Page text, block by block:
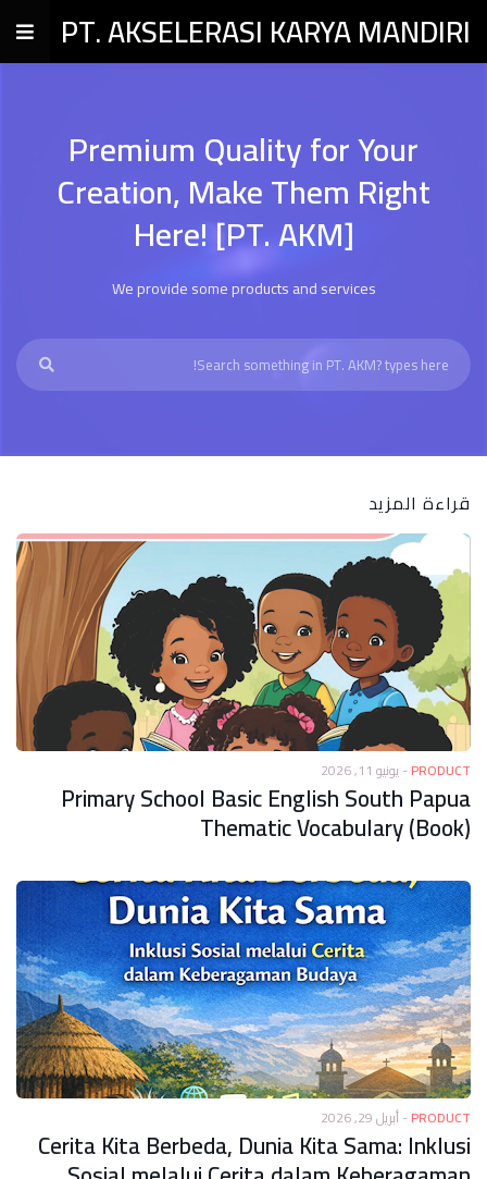
PT. AKSELERASI KARYA MANDIRI
Premium Quality for Your
Creation, Make Them Right
Here! [PT. AKM]
We provide some products and services
قراءة المزيد
PRODUCT
-يونيو 11, 2026
Primary School Basic English South Papua
Thematic Vocabulary (Book)
PRODUCT
-أبريل 29, 2026
Cerita Kita Berbeda, Dunia Kita Sama: Inklusi